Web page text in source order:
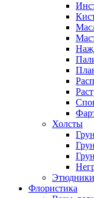
Холсты
Этюдники
Флористика